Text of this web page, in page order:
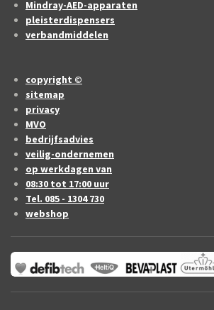
Mindray-AED-apparaten
pleisterdispensers
verbandmiddelen
copyright ©
sitemap
privacy
MVO
bedrijfsadvies
veilig-ondernemen
op werkdagen van
08:30 tot 17:00 uur
Tel. 085 - 1304 730
webshop